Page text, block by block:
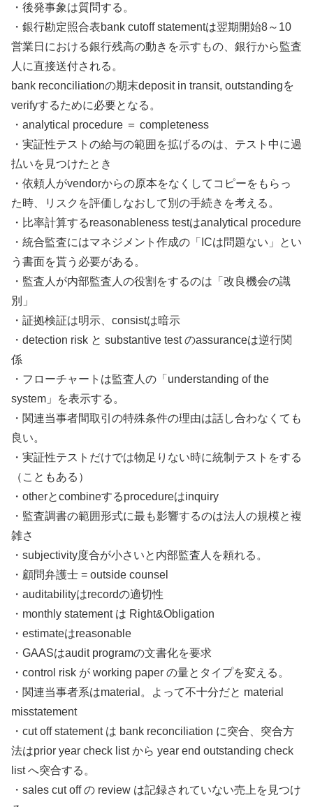
・後発事象は質問する。
・銀行勘定照合表bank cutoff statementは翌期開始8～10
営業日における銀行残高の動きを示すもの、銀行から監査
人に直接送付される。
bank reconciliationの期末deposit in transit, outstandingを
verifyするために必要となる。
・analytical procedure ＝ completeness
・実証性テストの給与の範囲を拡げるのは、テスト中に過
払いを見つけたとき
・依頼人がvendorからの原本をなくしてコピーをもらっ
た時、リスクを評価しなおして別の手続きを考える。
・比率計算するreasonableness testはanalytical procedure
・統合監査にはマネジメント作成の「ICは問題ない」とい
う書面を貰う必要がある。
・監査人が内部監査人の役割をするのは「改良機会の識
別」
・証拠検証は明示、consistは暗示
・detection risk と substantive test のassuranceは逆行関
係
・フローチャートは監査人の「understanding of the
system」を表示する。
・関連当事者間取引の特殊条件の理由は話し合わなくても
良い。
・実証性テストだけでは物足りない時に統制テストをする
（こともある）
・otherとcombineするprocedureはinquiry
・監査調書の範囲形式に最も影響するのは法人の規模と複
雑さ
・subjectivity度合が小さいと内部監査人を頼れる。
・顧問弁護士 = outside counsel
・auditabilityはrecordの適切性
・monthly statement は Right&Obligation
・estimateはreasonable
・GAASはaudit programの文書化を要求
・control risk が working paper の量とタイプを変える。
・関連当事者系はmaterial。よって不十分だと material
misstatement
・cut off statement は bank reconciliation に突合、突合方
法はprior year check list から year end outstanding check
list へ突合する。
・sales cut off の review は記録されていない売上を見つけ